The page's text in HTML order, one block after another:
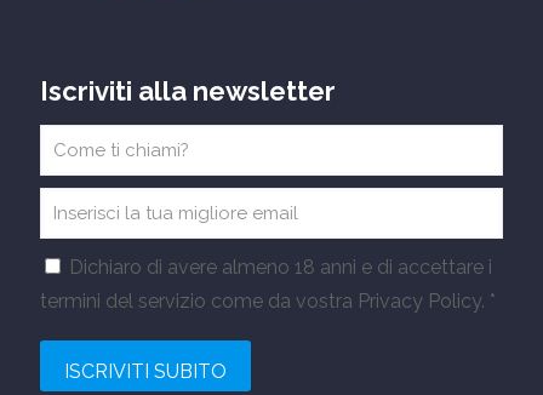
Iscriviti alla newsletter
Dichiaro di avere almeno 18 anni e di accettare i
termini del servizio come da vostra Privacy Policy. *